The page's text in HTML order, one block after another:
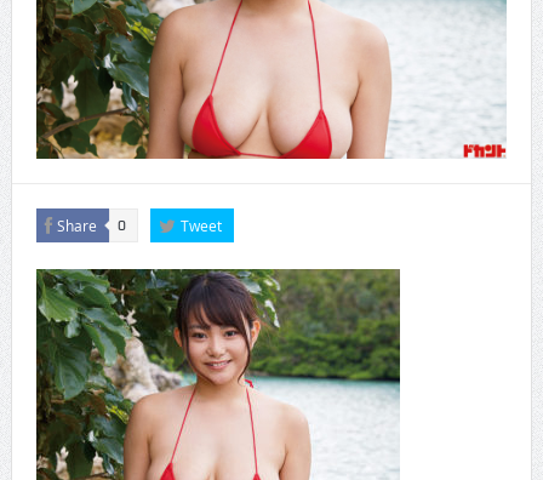
CINEMA×STYLE 294号
Share 0 Tweet